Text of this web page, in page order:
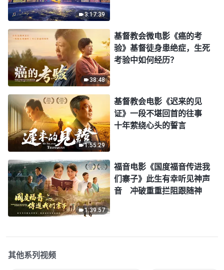
3:17:39
38:48
基督教会微电影《癌的考
验》基督徒身患绝症，生死
考验中如何经历？
1:55:29
基督教会电影《迟来的见
证》一段不堪回首的往事
十年萦绕心头的誓言
1:39:57
福音电影《国度福音传进我
们寨子》此生有幸听见神声
音 冲破重重拦阻跟随神
其他系列视频